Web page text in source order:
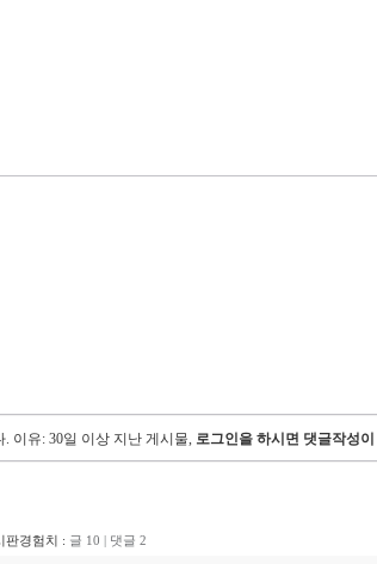
. 이유: 30일 이상 지난 게시물, 로그인을 하시면 댓글작성
경험치 : 글 10 | 댓글 2